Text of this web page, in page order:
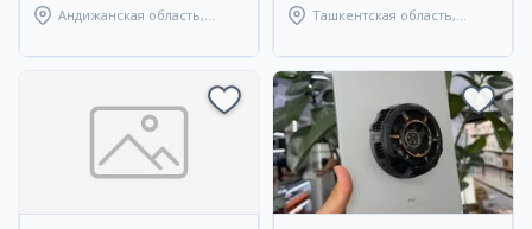
Андижанская область,
Ташкентская область,